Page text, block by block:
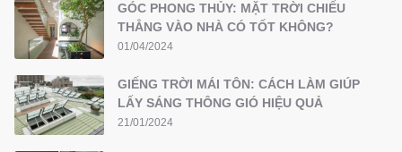
GÓC PHONG THỦY: MẶT TRỜI CHIẾU
THẲNG VÀO NHÀ CÓ TỐT KHÔNG?
01/04/2024
GIẾNG TRỜI MÁI TÔN: CÁCH LÀM GIÚP
LẤY SÁNG THÔNG GIÓ HIỆU QUẢ
21/01/2024